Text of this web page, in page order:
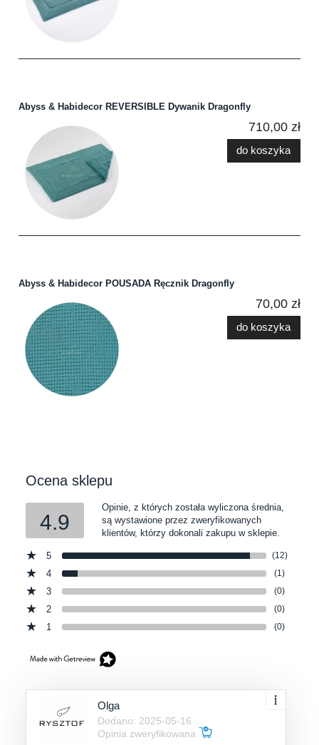
Abyss & Habidecor REVERSIBLE Dywanik Dragonfly
710,00 zł
do koszyka
Abyss & Habidecor POUSADA Ręcznik Dragonfly
70,00 zł
do koszyka
Ocena sklepu
4.9
Opinie, z których została wyliczona średnia,
są wystawione przez zweryfikowanych
klientów, którzy dokonali zakupu w sklepie.
5 (12)
4 (1)
3 (0)
2 (0)
1 (0)
Olga
Dodano: 2025-05-16
Opinia zweryfikowana